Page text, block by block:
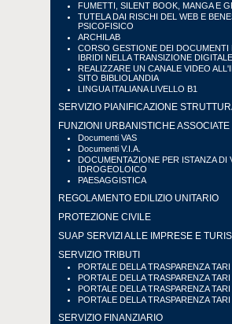
FUMETTI, SILENT BOOK, MANGA E
TUTELA DAI RISCHI DEL WEB E
PSICOFISICO
ARCHILAB
CORSO GESTIONE DEI DOCUMENTI
IBRIDI NELLA TRANSIZIONE DIGITALE
REALIZZARE UN CANALE VIDEO
SITO BIBLIOLANDIA
LINGUA ITALIANA LIVELLO B1
SERVIZIO PIANIFICAZIONE
FUNZIONI URBANISTICHE ASSOCIATE
Documenti VAS
Documenti V.I.A.
DOCUMENTAZIONE PER ISTANZA DI
IDROGEOLOICO
PAESAGGISTICA
REGOLAMENTO EDILIZIO UNITARIO
PROTEZIONE CIVILE
SUAP SERVIZI ALLE IMPRESE E
SERVIZIO TRIBUTI
PORTALE DELLA TRASPARENZA
PORTALE DELLA TRASPARENZA
PORTALE DELLA TRASPARENZA
PORTALE DELLA TRASPARENZA TARI
SERVIZIO FINANZIARIO